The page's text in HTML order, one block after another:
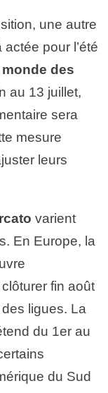
une autre
actée pour l’été
des
au 13 juillet,
sera
mesure
leurs
varient
En Europe, la
fin août
ligues. La
du 1er au
du Sud